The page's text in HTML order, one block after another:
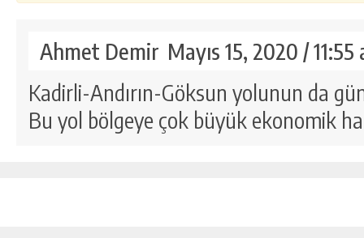
Ahmet Demir Mayıs 15, 2020 / 11:55
Kadirli-Andırın-Göksun yolunun da
Bu yol bölgeye çok büyük ekonomik